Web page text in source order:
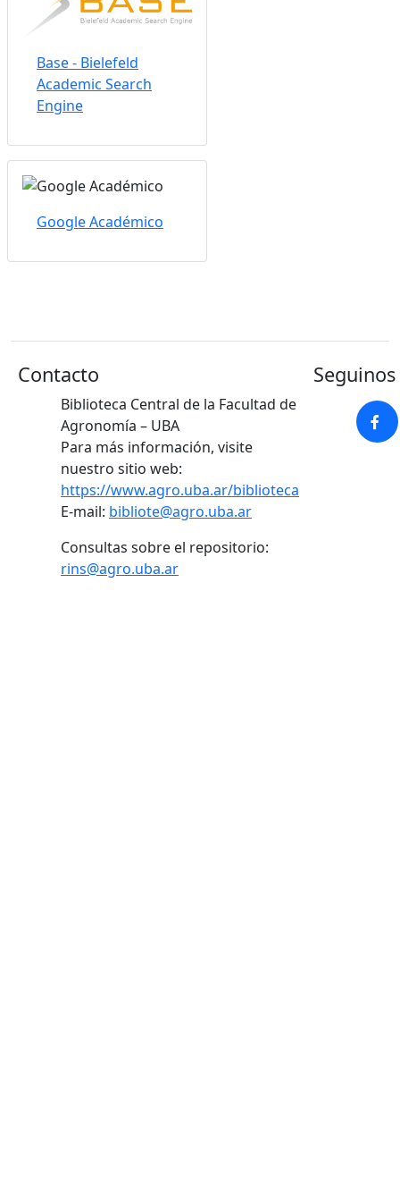
Base - Bielefeld
Academic Search
Engine
Google Académico
Contacto
Biblioteca Central de la Facultad de
Agronomía – UBA
Para más información, visite
nuestro sitio web:
https://www.agro.uba.ar/biblioteca
E-mail: bibliote@agro.uba.ar
Consultas sobre el repositorio:
rins@agro.uba.ar